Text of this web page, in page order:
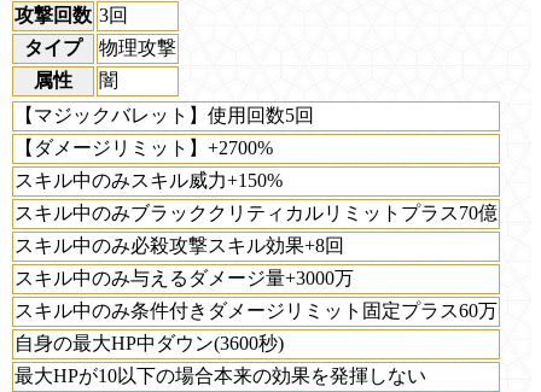
攻撃回数 3回
タイプ
物理攻撃
属性
闇
【マジックバレット】使用回数5回
【ダメージリミット】+2700%
スキル中のみスキル威力+150%
スキル中のみブラッククリティカルリミットプラス70億
スキル中のみ必殺攻撃スキル効果+8回
スキル中のみ与えるダメージ量+3000万
スキル中のみ条件付きダメージリミット固定プラス60万
自身の最大HP中ダウン(3600秒)
最大HPが10以下の場合本来の効果を発揮しない